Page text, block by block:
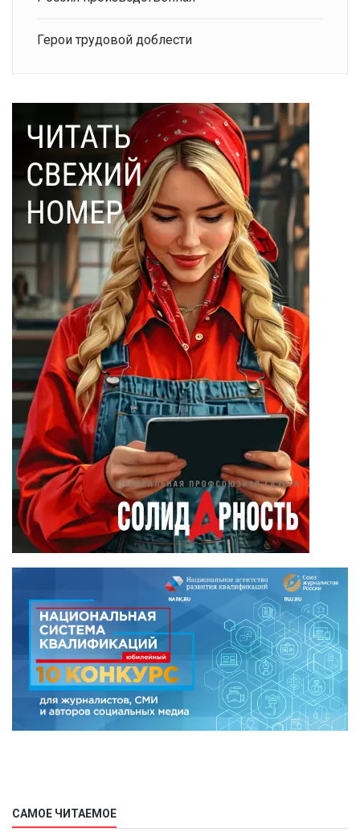
Герои трудовой доблести
САМОЕ ЧИТАЕМОЕ